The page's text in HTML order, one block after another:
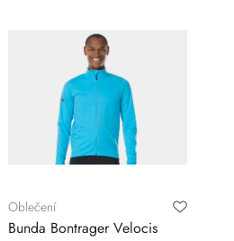
Oblečení
Bunda Bontrager Velocis